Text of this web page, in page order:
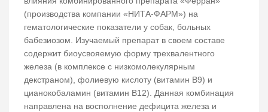
(производства компании «НИТА-ФАРМ») на
гематологические показатели у собак, больных
бабезиозом. Изучаемый препарат в своем составе
содержит биоусвояемую форму трехвалентного
железа (в комплексе с низкомолекулярным
декстраном), фолиевую кислоту (витамин В9) и
цианокобаламин (витамин В12). Данная комбинация
направлена на восполнение дефицита железа и